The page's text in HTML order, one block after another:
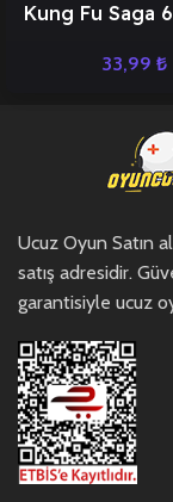
Kung Fu Saga
33,99 ₺
Ucuz Oyun Satın
satış adresidir.
garantisiyle ucuz